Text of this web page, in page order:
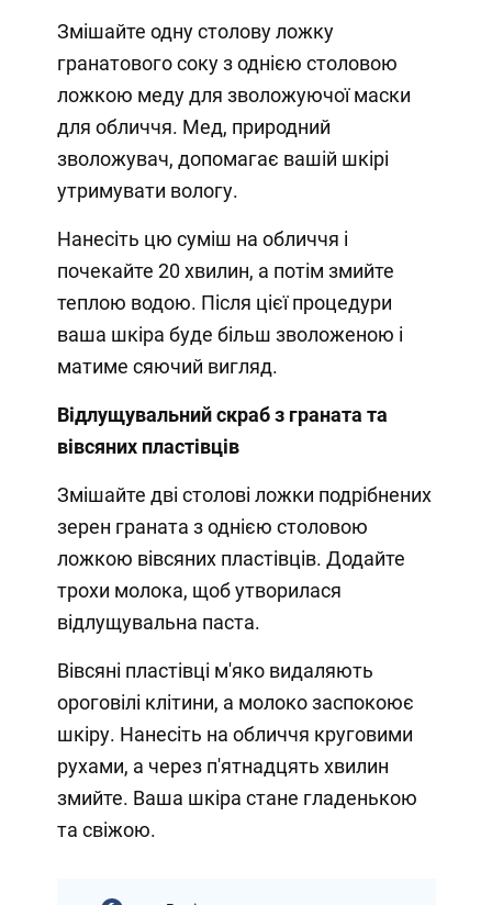
Змішайте одну столову ложку
гранатового соку з однією столовою
ложкою меду для зволожуючої маски
для обличчя. Мед, природний
зволожувач, допомагає вашій шкірі
утримувати вологу.
Нанесіть цю суміш на обличчя і
почекайте 20 хвилин, а потім змийте
теплою водою. Після цієї процедури
ваша шкіра буде більш зволоженою і
матиме сяючий вигляд.
Відлущувальний скраб з граната та
вівсяних пластівців
Змішайте дві столові ложки подрібнених
зерен граната з однією столовою
ложкою вівсяних пластівців. Додайте
трохи молока, щоб утворилася
відлущувальна паста.
Вівсяні пластівці м'яко видаляють
ороговілі клітини, а молоко заспокоює
шкіру. Нанесіть на обличчя круговими
рухами, а через п'ятнадцять хвилин
змийте. Ваша шкіра стане гладенькою
та свіжою.